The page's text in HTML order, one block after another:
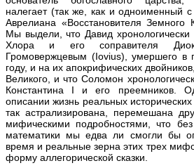
налегает (так же, как и одноименный
Аврелиана «Восстановителя Земного
Мы выдели, что Давид хронологически
Хлора и его соправителя
Громовержцевым (Iovius), умершего в
году, и на их апокрифических
Великого, и что Соломон
Константина I и его преемников.
описании жизнь реальных
так астрализирована, перемешана
мифическими подробностями, что
математики мы едва ли смогли бы
время и реальные зерна этих трех
форму аллегорической сказки.